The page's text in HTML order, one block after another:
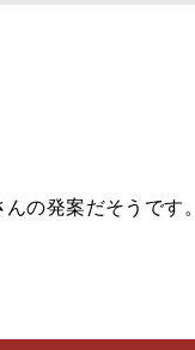
の発案だそうです。